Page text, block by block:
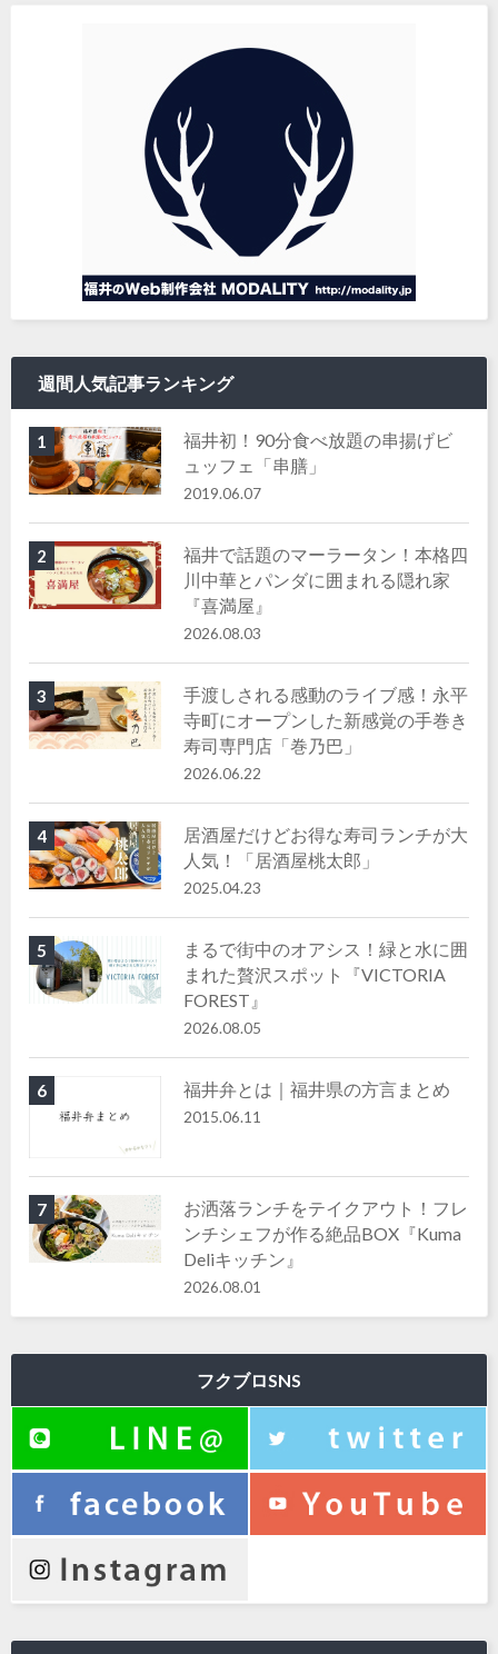
週間人気記事ランキング
1
福井初！90分食べ放題の串揚げビ
ュッフェ「串膳」
2019.06.07
2
福井で話題のマーラータン！本格四
川中華とパンダに囲まれる隠れ家
『喜満屋』
2026.08.03
3
手渡しされる感動のライブ感！永平
寺町にオープンした新感覚の手巻き
寿司専門店「巻乃巴」
2026.06.22
4
居酒屋だけどお得な寿司ランチが大
人気！「居酒屋桃太郎」
2025.04.23
5
まるで街中のオアシス！緑と水に囲
まれた贅沢スポット『VICTORIA
FOREST』
2026.08.05
6 福井弁とは｜福井県の方言まとめ
2015.06.11
7
お洒落ランチをテイクアウト！フレ
ンチシェフが作る絶品BOX『Kuma
Deliキッチン』
2026.08.01
フクブロSNS